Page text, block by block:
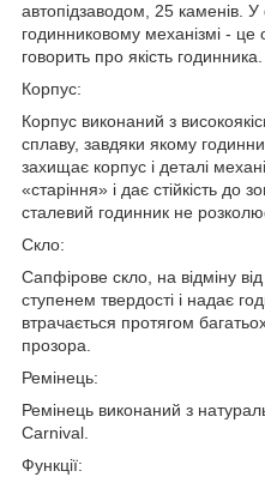
автопідзаводом, 25 каменів. У
годинниковому механізмі - це
говорить про якість годинника.
Корпус:
Корпус виконаний з
сплаву, завдяки якому
захищає корпус і деталі
«старіння» і дає стійкість до
сталевий годинник не
Скло:
Сапфірове скло, на відміну
ступенем твердості і надає
втрачається протягом
прозора.
Ремінець:
Ремінець виконаний з
Carnival.
Функції: